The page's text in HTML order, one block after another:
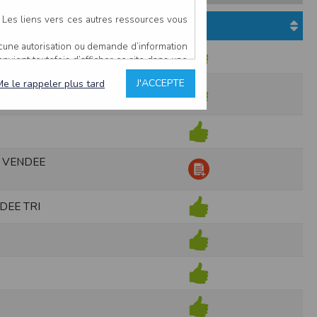
Etat du dossier
VENDEE
TRI
liens vers ces autres ressources vous
autorisation ou demande d’information
toutefois d’afficher ce site dans une
estime non conforme à l’objet du site
comme étant fiables.
sur ce site.
avoir fait l’objet de mises à jour. En
l’utilisateur, qui assume la totalité des
l’interprétation ou de l’utilisation des
services.
J'ACCEPTE
le rappeler plus tard